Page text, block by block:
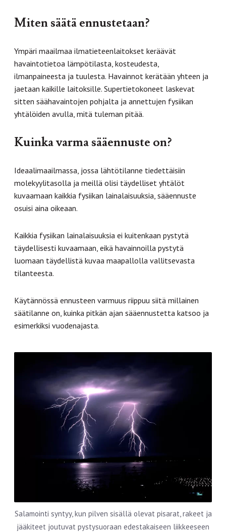
Miten säätä ennustetaan?
Ympäri maailmaa ilmatieteenlaitokset keräävät
havaintotietoa lämpötilasta, kosteudesta,
ilmanpaineesta ja tuulesta. Havainnot kerätään yhteen ja
jaetaan kaikille laitoksille. Supertietokoneet laskevat
sitten säähavaintojen pohjalta ja annettujen fysiikan
yhtälöiden avulla, mitä tuleman pitää.
Kuinka varma sääennuste on?
Ideaalimaailmassa, jossa lähtötilanne tiedettäisiin
molekyylitasolla ja meillä olisi täydelliset yhtälöt
kuvaamaan kaikkia fysiikan lainalaisuuksia, sääennuste
osuisi aina oikeaan.
Kaikkia fysiikan lainalaisuuksia ei kuitenkaan pystytä
täydellisesti kuvaamaan, eikä havainnoilla pystytä
luomaan täydellistä kuvaa maapallolla vallitsevasta
tilanteesta.
Käytännössä ennusteen varmuus riippuu siitä millainen
säätilanne on, kuinka pitkän ajan sääennustetta katsoo ja
esimerkiksi vuodenajasta.
Salamointi syntyy, kun pilven sisällä olevat pisarat, rakeet ja
jääkiteet joutuvat pystysuoraan edestakaiseen liikkeeseen